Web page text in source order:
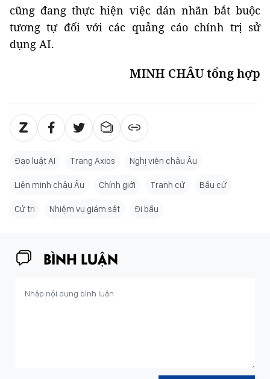
cũng đang thực hiện việc dán nhãn bắt buộc
tương tự đối với các quảng cáo chính trị sử
dụng AI.
MINH CHÂU tổng hợp
Đạo luật AI Trang Axios Nghị viện châu Âu
Liên minh châu Âu Chính giới Tranh cử Bầu cử
Cử tri Nhiệm vụ giám sát Đi bầu
BÌNH LUẬN